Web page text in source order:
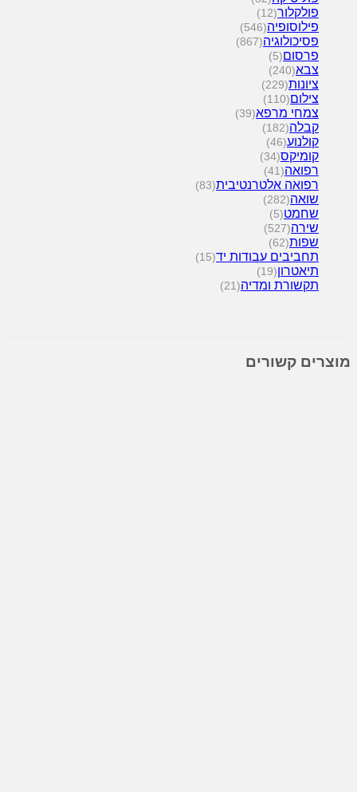
פולקלור(12)
פילוסופיה(546)
פסיכולוגיה(867)
פרסום(5)
צבא(240)
ציונות(229)
צילום(110)
צמחי מרפא(39)
קבלה(182)
קולנוע(46)
קומיקס(34)
רפואה(41)
רפואה אלטרנטיבית(83)
שואה(282)
שחמט(5)
שירה(527)
שפות(62)
תחביבים עבודות יד(15)
תיאטרון(19)
תקשורת ומדיה(21)
מוצרים קשורים